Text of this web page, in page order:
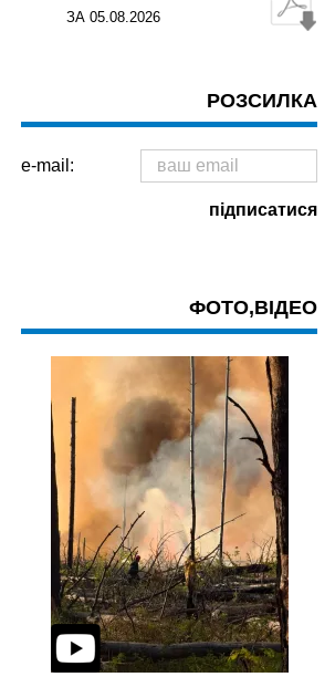
ЗА 05.08.2026
РОЗСИЛКА
e-mail:
ФОТО,ВІДЕО